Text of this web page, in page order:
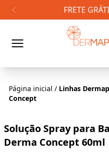
FRETE GRÁTIS
Página inicial / Linhas
Concept
Solução Spray para
Derma Concept 60ml